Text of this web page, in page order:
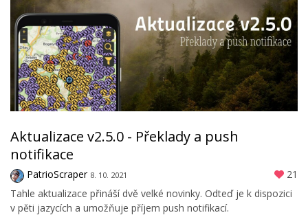
Aktualizace v2.5.0 - Překlady a push
notifikace
PatrioScraper 8. 10. 2021
21
Tahle aktualizace přináší dvě velké novinky. Odteď je k dispozici
v pěti jazycích a umožňuje příjem push notifikací.